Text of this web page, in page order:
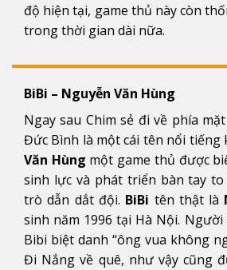
độ hiện tại, game thủ này còn
trong thời gian dài nữa.
BiBi – Nguyễn Văn Hùng
Ngay sau Chim sẻ đi về phía
Đức Bình là một cái tên nổi tiếng
Văn Hùng một game thủ được
sinh lực và phát triển bàn tay
trò dẫn dắt đội. BiBi tên thật là
sinh năm 1996 tại Hà Nội.
Bibi biệt danh “ông vua không
Đi Nắng về quê, như vậy cũng